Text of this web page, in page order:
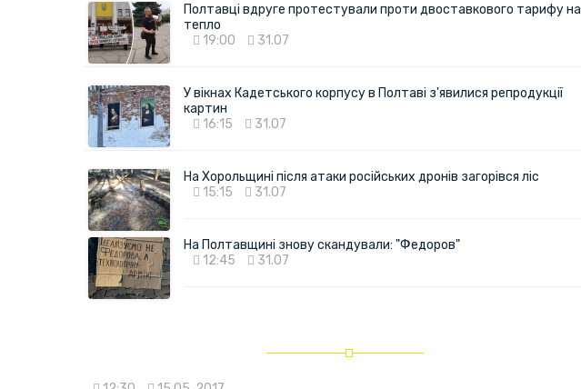
Полтавці вдруге протестували проти двоставкового тарифу на
тепло
19:00
31.07
У вікнах Кадетського корпусу в Полтаві з'явилися репродукції
картин
16:15
31.07
На Хорольщині після атаки російських дронів загорівся ліс
15:15
31.07
На Полтавщині знову скандували: "Федоров"
12:45
31.07